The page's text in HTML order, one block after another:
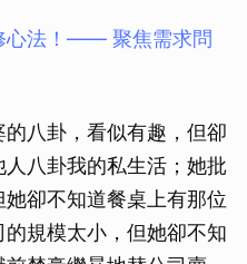
心法！—— 聚焦需求問
八卦，看似有趣，但卻
八卦我的私生活；她批
卻不知道餐桌上有那位
規模太小，但她卻不知